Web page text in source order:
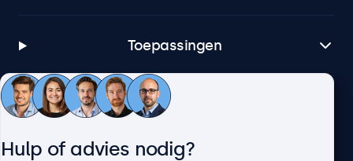
Toepassingen
Klantenservice
Hulp of advies nodig?